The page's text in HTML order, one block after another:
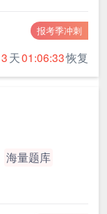
报考季冲刺
3天01:06:33恢复
海量题库